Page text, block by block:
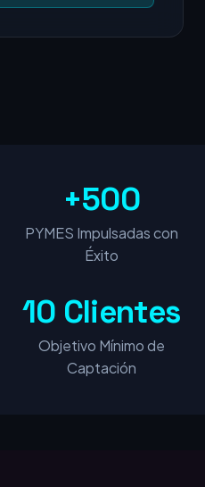
+500
PYMES Impulsadas con
Éxito
10 Clientes
Objetivo Mínimo de
Captación